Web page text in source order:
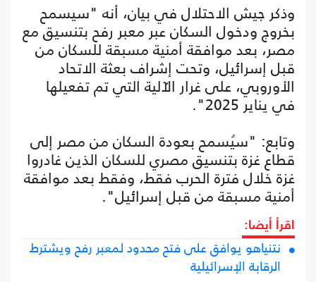
وذكر جيش الاحتلال في بيان، أنه "سيسمح
بخروج ودخول السكان عبر معبر رفح بتنسيق مع
مصر، بعد موافقة أمنية مسبقة للسكان من
قبل إسرائيل، وتحت إشراف بعثة الاتحاد
الأوروبي، على غرار الآلية التي تم تفعيلها
في يناير 2025".
وتابع: "سيُسمح بعودة السكان من مصر إلى
قطاع غزة بتنسيق مصري للسكان الذين غادروا
غزة خلال فترة الحرب فقط، وفقط بعد موافقة
أمنية مسبقة من قبل إسرائيل".
اقرأ أيضا:
نتنياهو يوافق على فتح محدود لمعبر رفح ويشترط
الرقابة الإسرائيلية